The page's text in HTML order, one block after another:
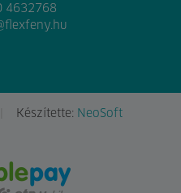
4632768
Készítette: NeoSoft